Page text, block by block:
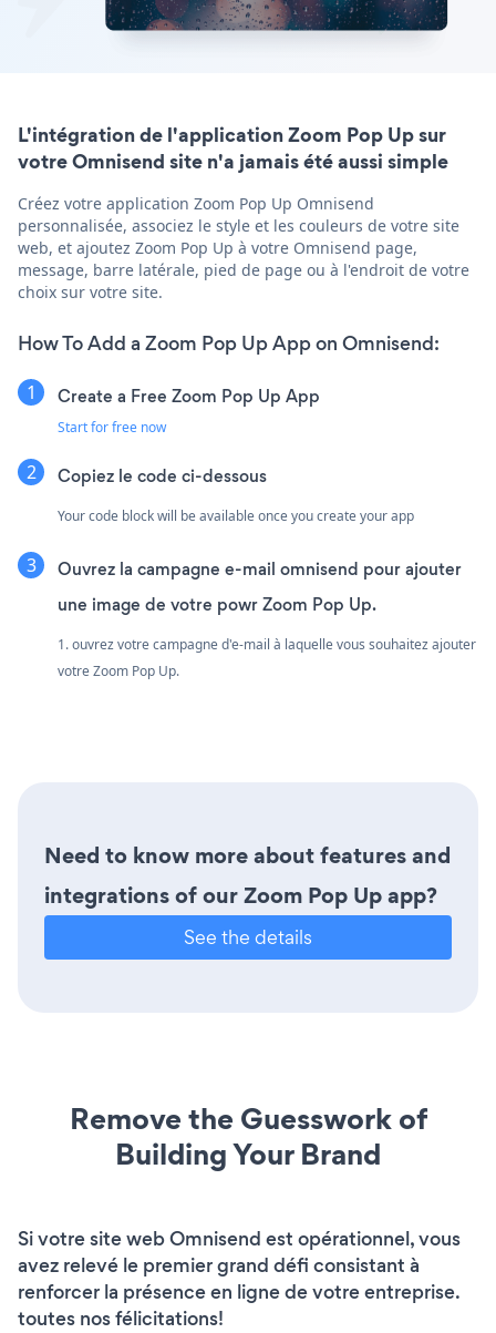
L'intégration de l'application Zoom Pop Up sur
votre Omnisend site n'a jamais été aussi simple
Créez votre application Zoom Pop Up Omnisend
personnalisée, associez le style et les couleurs de votre site
web, et ajoutez Zoom Pop Up à votre Omnisend page,
message, barre latérale, pied de page ou à l'endroit de votre
choix sur votre site.
How To Add a Zoom Pop Up App on Omnisend:
Create a Free Zoom Pop Up App
Start for free now
Copiez le code ci-dessous
Your code block will be available once you create your app
Ouvrez la campagne e-mail omnisend pour ajouter
une image de votre powr Zoom Pop Up.
1. ouvrez votre campagne d'e-mail à laquelle vous souhaitez ajouter
votre Zoom Pop Up.
Need to know more about features and
integrations of our Zoom Pop Up app?
See the details
Remove the Guesswork of
Building Your Brand
Si votre site web Omnisend est opérationnel, vous
avez relevé le premier grand défi consistant à
renforcer la présence en ligne de votre entreprise.
toutes nos félicitations!